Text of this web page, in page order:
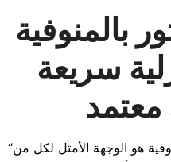
بالمنوفية
سريعة
“يعتبر مركز صيانة كلفينيتور المنوفية هو الوجهة الأمثل لكل من